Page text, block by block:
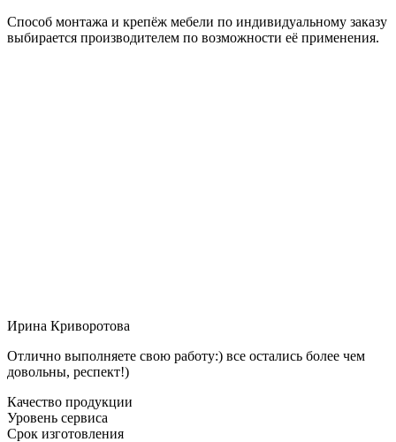
Способ монтажа и крепёж мебели по индивидуальному заказу
выбирается производителем по возможности её применения.
Ирина Криворотова
Отлично выполняете свою работу:) все остались более чем
довольны, респект!)
Качество продукции
Уровень сервиса
Срок изготовления